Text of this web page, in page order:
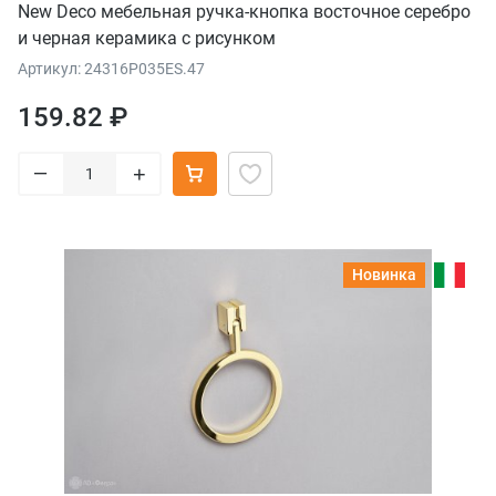
New Deco мебельная ручка-кнопка восточное серебро
и черная керамика с рисунком
Артикул: 24316P035ES.47
159.82 ₽
– +
Новинка